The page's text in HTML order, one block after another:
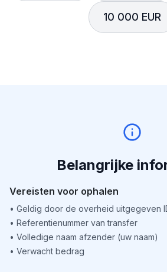
10 000 EUR
Belangrijke
Vereisten voor ophalen
• Geldig door de overheid uitgegeven
• Referentienummer van transfer
• Volledige naam afzender (uw naam)
• Verwacht bedrag